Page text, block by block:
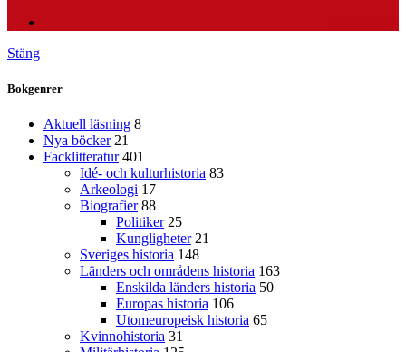
Stäng
Bokgenrer
Aktuell läsning 8
Nya böcker 21
Facklitteratur 401
Idé- och kulturhistoria 83
Arkeologi 17
Biografier 88
Politiker 25
Kungligheter 21
Sveriges historia 148
Länders och områdens historia 163
Enskilda länders historia 50
Europas historia 106
Utomeuropeisk historia 65
Kvinnohistoria 31